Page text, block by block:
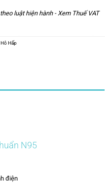
luật hiện hành - Xem Thuế VAT
Hấp
N95
điện